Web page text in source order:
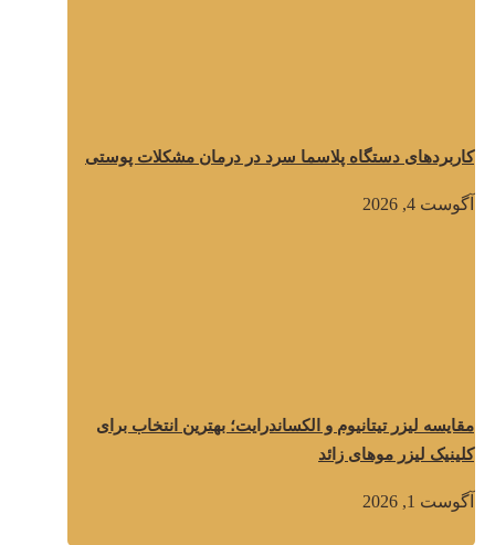
کاربردهای دستگاه پلاسما سرد در درمان مشکلات پوستی
آگوست 4, 2026
مقایسه لیزر تیتانیوم و الکساندرایت؛ بهترین انتخاب برای
کلینیک لیزر موهای زائد
آگوست 1, 2026